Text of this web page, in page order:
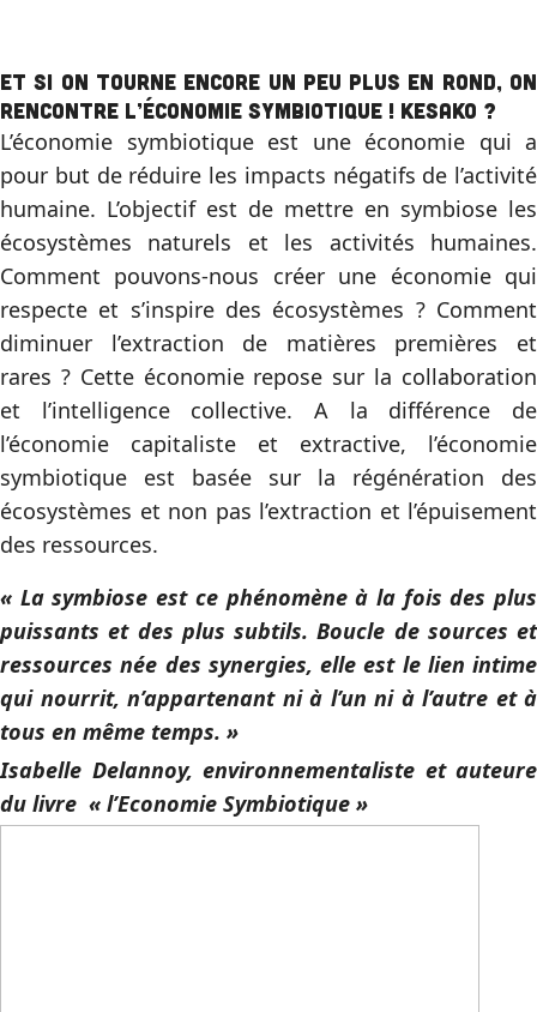
Et si on tourne encore un peu plus en rond, on
rencontre l’économie symbiotique ! Kesako ?
L’économie symbiotique est une économie qui a
pour but de réduire les impacts négatifs de l’activité
humaine. L’objectif est de mettre en symbiose les
écosystèmes naturels et les activités humaines.
Comment pouvons-nous créer une économie qui
respecte et s’inspire des écosystèmes ? Comment
diminuer l’extraction de matières premières et
rares ? Cette économie repose sur la collaboration
et l’intelligence collective. A la différence de
l’économie capitaliste et extractive, l’économie
symbiotique est basée sur la régénération des
écosystèmes et non pas l’extraction et l’épuisement
des ressources.
« La symbiose est ce phénomène à la fois des plus
puissants et des plus subtils. Boucle de sources et
ressources née des synergies, elle est le lien intime
qui nourrit, n’appartenant ni à l’un ni à l’autre et à
tous en même temps. »
Isabelle Delannoy, environnementaliste et auteure
du livre « l’Economie Symbiotique »